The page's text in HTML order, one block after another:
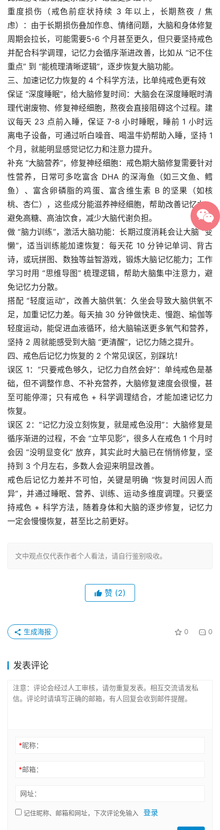
重度损伤（戒色前症状持续 3 年以上，长期熬夜 / 焦
虑）：由于长期损伤叠加作息、情绪问题，大脑和身体修复
周期会拉长，可能需要5-6 个月甚至更久，但只要坚持戒色
并配合科学调理，记忆力会循序渐进改善，比如从 “记不住
重点” 到 “能梳理清晰逻辑”，逐步恢复大脑功能。​
三、加速记忆力恢复的 4 个科学方法，比单纯戒色更有效​
保证 “深度睡眠”，给大脑修复时间：大脑会在深度睡眠时清
理代谢废物、修复神经细胞，熬夜会直接阻碍这个过程。建
议每天 23 点前入睡，保证 7-8 小时睡眠，睡前 1 小时远
离电子设备，可通过听白噪音、喝温牛奶帮助入睡，坚持 1
个月，就能明显感觉记忆力和注意力提升。​
补充 “大脑营养”，修复神经细胞：戒色期大脑修复需要针对
性营养，日常可多吃富含 DHA 的深海鱼（如三文鱼、鳕
鱼）、富含卵磷脂的鸡蛋、富含维生素 B 的坚果（如核
桃、杏仁），这些成分能滋养神经细胞，帮助改善记忆力；
避免高糖、高油饮食，减少大脑代谢负担。​
做 “脑力训练”，激活大脑功能：长期过度消耗会让大脑 “变
懒”，适当训练能加速恢复：每天花 10 分钟记单词、背古
诗，或玩拼图、数独等益智游戏，锻炼大脑记忆能力；工作
学习时用 “思维导图” 梳理逻辑，帮助大脑集中注意力，避
免记忆力分散。​
搭配 “轻度运动”，改善大脑供氧：久坐会导致大脑供氧不
足，加重记忆力差。每天抽 30 分钟做快走、慢跑、瑜伽等
轻度运动，能促进血液循环，给大脑输送更多氧气和营养，
坚持 2 周就能感受到大脑 “更清醒”，记忆力随之提升。​
四、戒色后记忆力恢复的 2 个常见误区，别踩坑！​
误区 1：“只要戒色够久，记忆力自然会好”：单纯戒色是基
础，但不调整作息、不补充营养，大脑修复速度会很慢，甚
至可能停滞；只有戒色 + 科学调理结合，才能加速记忆力
恢复。​
误区 2：“记忆力没立刻恢复，就是戒色没用”：大脑修复是
循序渐进的过程，不会 “立竿见影”，很多人在戒色 1 个月时
会因 “没明显变化” 放弃，其实此时大脑已在悄悄修复，坚
持到 3 个月左右，多数人会迎来明显改善。​
戒色后记忆力差并不可怕，关键是明确 “恢复时间因人而
异”，并通过睡眠、营养、训练、运动多维度调理。只要坚
持戒色 + 科学方法，随着身体和大脑的逐步修复，记忆力
一定会慢慢恢复，甚至比之前更好。
文中观点仅代表作者个人看法，请自行鉴别吸收。
赞 (2)
0 0
生成海报
发表评论
*昵称：
*邮箱：
网址：
记住昵称、邮箱和网址，下次评论免输入 登录